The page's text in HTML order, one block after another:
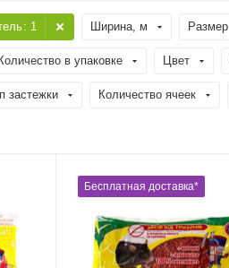
: 1 Ширина, м Размер
Количество в упаковке Цвет
застежки Количество ячеек
Бесплатная доставка*